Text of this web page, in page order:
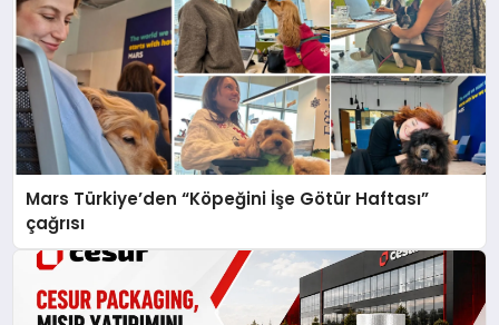
Mars Türkiye’den “Köpeğini İşe Götür Haftası”
çağrısı